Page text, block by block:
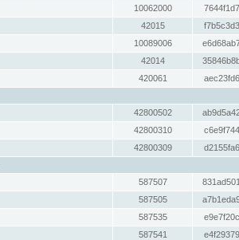
10062000
42015
10089006
42014
420061
42800502
42800310
42800309
587507
587505
587535
587541